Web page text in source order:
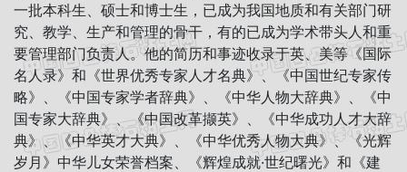
一批本科生、硕士和博士生，已成为我国地质和有关部门研
究、教学、生产和管理的骨干，有的已成为学术带头人和重
要管理部门负责人。他的简历和事迹收录于英、美等《国际
名人录》和《世界优秀专家人才名典》、《中国世纪专家传
略》、《中国专家学者辞典》、《中华人物大辞典》、《中
国专家大辞典》、《中国改革撷英》、《中华成功人才大辞
典》、《中华英才大典》、《中华优秀人物大典》、《光辉
岁月》中华儿女荣誉档案、《辉煌成就·世纪曙光》和《建